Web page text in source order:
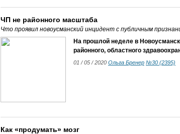
ЧП не районного масштаба
Что проявил новоусманский инцидент с публичным
На прошлой неделе в
районного, областного
01 / 05 / 2020 Ольга Бренер №30 (2395)
Как «продумать» мозг